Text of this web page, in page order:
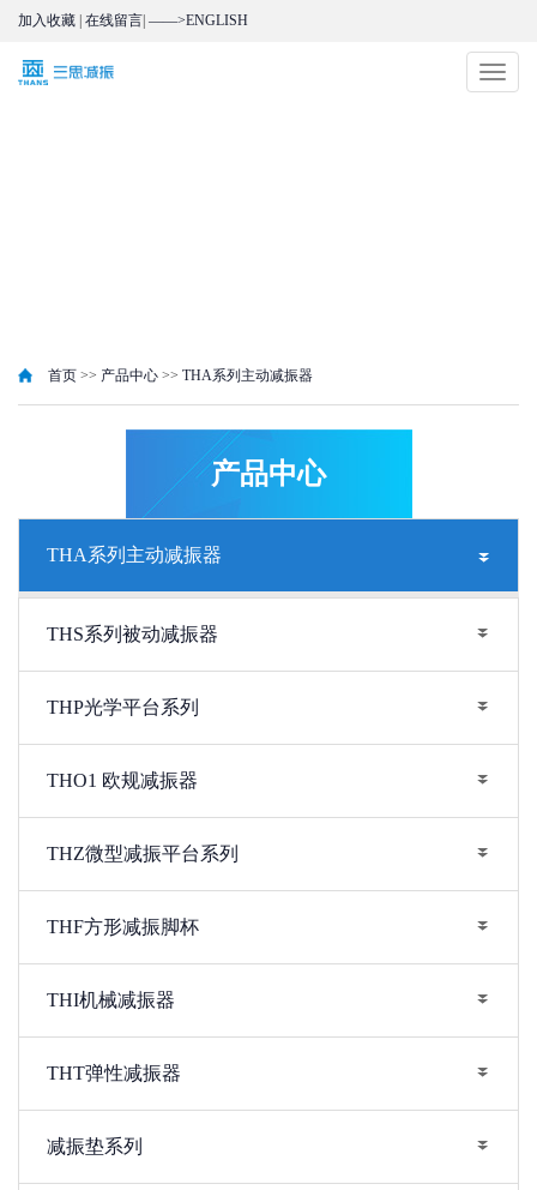
加入收藏 在线留言 ——>ENGLISH
切
换
首页 >> 产品中心 >> THA系列主动减振器
产品中心
THA系列主动减振器
THS系列被动减振器
THP光学平台系列
THO1 欧规减振器
THZ微型减振平台系列
THF方形减振脚杯
THI机械减振器
THT弹性减振器
减振垫系列